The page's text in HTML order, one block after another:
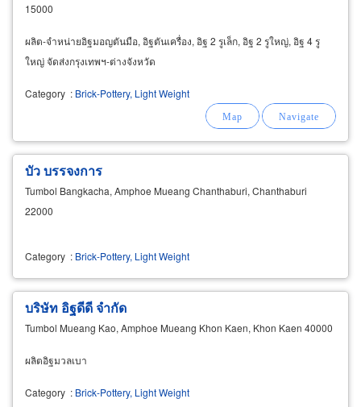
15000
ผลิต-จำหน่ายอิฐมอญตันมือ, อิฐตันเครื่อง, อิฐ 2 รูเล็ก, อิฐ 2 รูใหญ่, อิฐ 4 รู
ใหญ่ จัดส่งกรุงเทพฯ-ต่างจังหวัด
Category : Brick-Pottery, Light Weight
บัว บรรจงการ
Tumbol Bangkacha, Amphoe Mueang Chanthaburi, Chanthaburi
22000
Category : Brick-Pottery, Light Weight
บริษัท อิฐดีดี จำกัด
Tumbol Mueang Kao, Amphoe Mueang Khon Kaen, Khon Kaen 40000
ผลิตอิฐมวลเบา
Category : Brick-Pottery, Light Weight